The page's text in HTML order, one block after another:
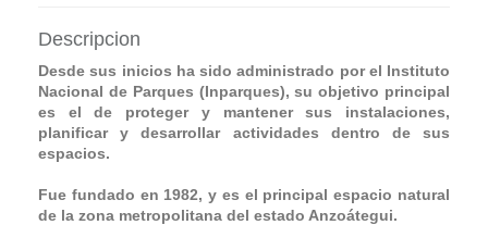
Descripcion
Desde sus inicios ha sido administrado por el Instituto
Nacional de Parques (Inparques), su objetivo principal
es el de proteger y mantener sus instalaciones,
planificar y desarrollar actividades dentro de sus
espacios.
Fue fundado en 1982, y es el principal espacio natural
de la zona metropolitana del estado Anzoátegui.